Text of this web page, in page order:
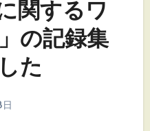
関するワ
の記録集
た